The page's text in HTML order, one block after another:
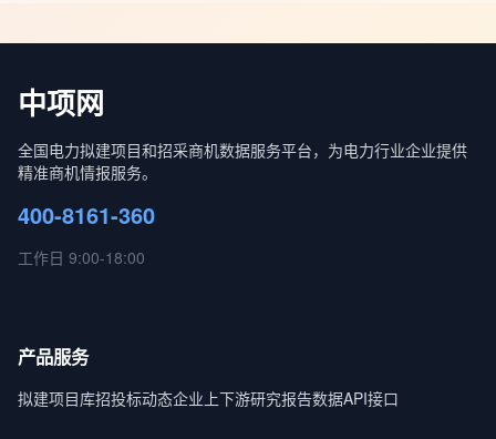
中项网
全国电力拟建项目和招采商机数据服务平台，为电力行业企业提供
精准商机情报服务。
400-8161-360
工作日 9:00-18:00
产品服务
拟建项目库招投标动态企业上下游研究报告数据API接口